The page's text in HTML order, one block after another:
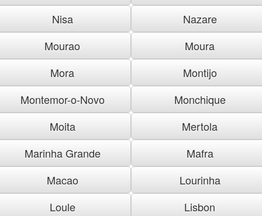
Nisa
Nazare
Mourao
Moura
Mora
Montijo
Montemor-o-Novo
Monchique
Moita
Mertola
Marinha Grande
Mafra
Macao
Lourinha
Loule
Lisbon